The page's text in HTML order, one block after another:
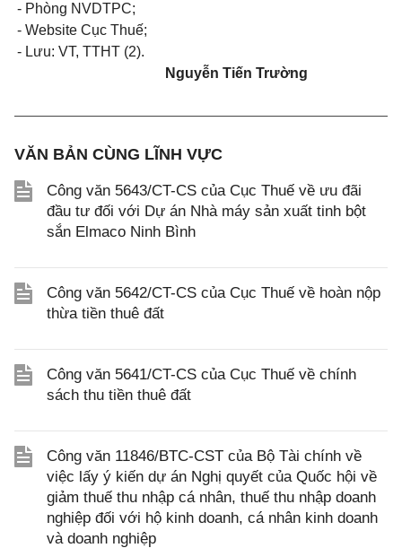
- Phòng NVDTPC;
- Website Cục Thuế;
- Lưu: VT, TTHT (2).
Nguyễn Tiến Trường
VĂN BẢN CÙNG LĨNH VỰC
Công văn 5643/CT-CS của Cục Thuế về ưu đãi
đầu tư đối với Dự án Nhà máy sản xuất tinh bột
sắn Elmaco Ninh Bình
Công văn 5642/CT-CS của Cục Thuế về hoàn nộp
thừa tiền thuê đất
Công văn 5641/CT-CS của Cục Thuế về chính
sách thu tiền thuê đất
Công văn 11846/BTC-CST của Bộ Tài chính về
việc lấy ý kiến dự án Nghị quyết của Quốc hội về
giảm thuế thu nhập cá nhân, thuế thu nhập doanh
nghiệp đối với hộ kinh doanh, cá nhân kinh doanh
và doanh nghiệp